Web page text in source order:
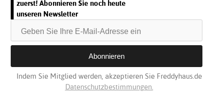
zuerst! Abonnieren Sie noch heute
unseren Newsletter
Indem Sie Mitglied werden, akzeptieren Sie Freddyhaus.de
Datenschutzbestimmungen.